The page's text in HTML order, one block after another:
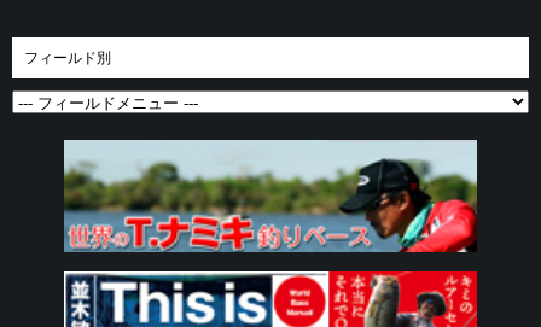
フィールド別